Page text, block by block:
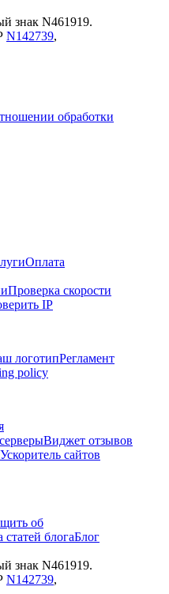
знак N461919.
N142739,
обработки
Оплата
Проверка скорости
IP
логотипРегламент
policy
Виджет отзывов
Ускоритель сайтов
об
статей блогаБлог
знак N461919.
N142739,